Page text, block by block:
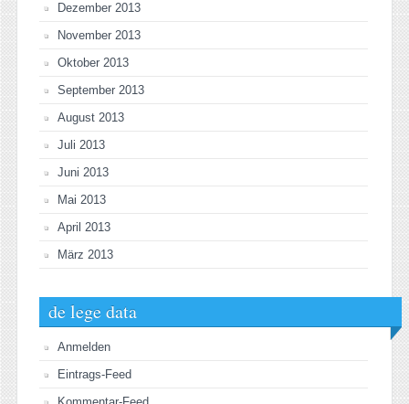
Dezember 2013
November 2013
Oktober 2013
September 2013
August 2013
Juli 2013
Juni 2013
Mai 2013
April 2013
März 2013
de lege data
Anmelden
Eintrags-Feed